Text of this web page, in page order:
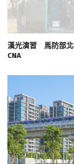
漢光演習 馬防部北
CNA